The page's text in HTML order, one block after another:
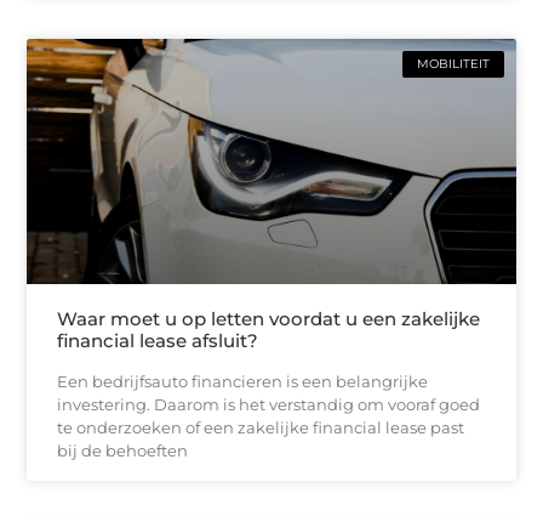
MOBILITEIT
Waar moet u op letten voordat u een zakelijke
financial lease afsluit?
Een bedrijfsauto financieren is een belangrijke
investering. Daarom is het verstandig om vooraf goed
te onderzoeken of een zakelijke financial lease past
bij de behoeften